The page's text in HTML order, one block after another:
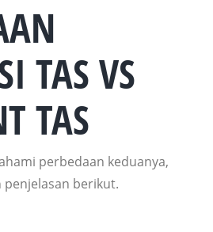
TAS VS
TAS
perbedaan keduanya,
berikut.